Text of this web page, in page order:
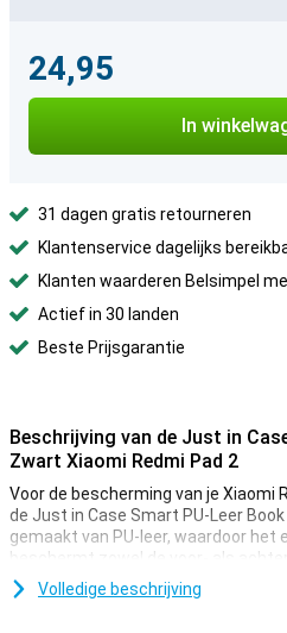
24,95
In
31 dagen gratis retourneren
Klantenservice dagelijks
Klanten waarderen Belsimpel
Actief in 30 landen
Beste Prijsgarantie
Beschrijving van de Just in
Zwart Xiaomi Redmi Pad 2
Voor de bescherming van je Xiaomi
de Just in Case Smart PU-Leer
gemaakt van PU-leer, waardoor het
beschermt zowel de voor- als
Volledige beschrijving